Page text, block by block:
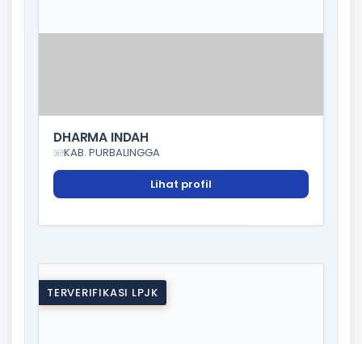
DHARMA INDAH
KAB. PURBALINGGA
Lihat profil
TERVERIFIKASI LPJK